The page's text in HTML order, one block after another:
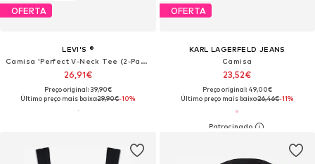
OFERTA
LEVI'S ®
Camisa 'Perfect V-Neck Tee (2-Pack)'
26,91€
Preço original: 39,90€
Último preço mais baixo:29,90€-10%
OFERTA
KARL LAGERFELD JEANS
Camisa
23,52€
Preço original: 49,00€
Último preço mais baixo:26,46€-11%